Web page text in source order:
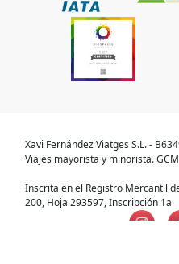
Xavi Fernández Viatges S.L. -
Viajes mayorista y minorista.
Inscrita en el Registro Mercantil
200, Hoja 293597, Inscripción 1a